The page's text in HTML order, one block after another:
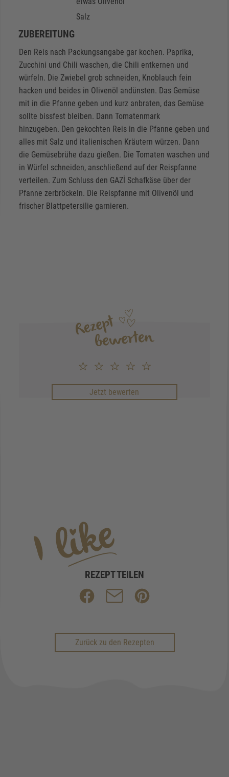
Salz
ZUBEREITUNG
Den Reis nach Packungsangabe gar kochen. Paprika,
Zucchini und Chili waschen, die Chili entkernen und
würfeln. Die Zwiebel grob schneiden, Knoblauch fein
hacken und beides in Olivenöl andünsten. Das Gemüse
mit in die Pfanne geben und kurz anbraten, das Gemüse
sollte bissfest bleiben. Dann Tomatenmark
hinzugeben. Den gekochten Reis in die Pfanne geben und
alles mit Salz und italienischen Kräutern würzen. Dann
die Gemüsebrühe dazu gießen. Die Tomaten waschen und
in Würfel schneiden, anschließend auf der Reispfanne
verteilen. Zum Schluss den GAZİ Schafkäse über der
Pfanne zerbröckeln. Die Reispfanne mit Olivenöl und
frischer Blattpetersilie garnieren.
Jetzt bewerten
REZEPT TEILEN
Zurück zu den Rezepten